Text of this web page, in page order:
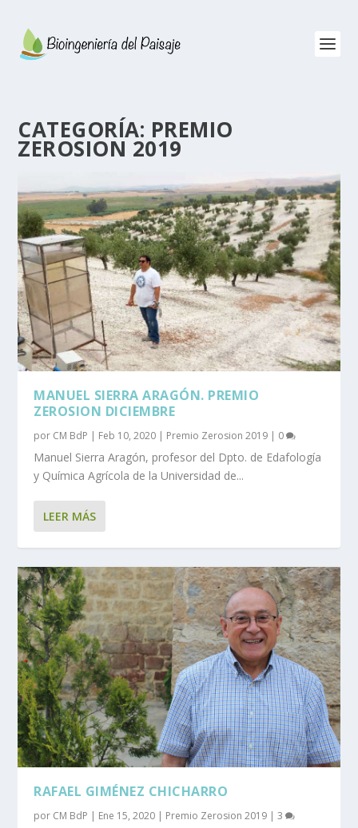
CATEGORÍA: PREMIO
ZEROSION 2019
MANUEL SIERRA ARAGÓN. PREMIO
ZEROSION DICIEMBRE
por CM BdP | Feb 10, 2020 | Premio Zerosion 2019 | 0
Manuel Sierra Aragón, profesor del Dpto. de Edafología
y Química Agrícola de la Universidad de...
LEER MÁS
RAFAEL GIMÉNEZ CHICHARRO
por CM BdP | Ene 15, 2020 | Premio Zerosion 2019 |3